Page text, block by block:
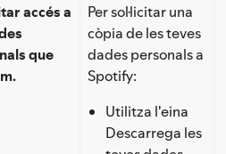
accés a
que
Per sol·licitar una
còpia de les teves
dades personals a
Spotify:
Utilitza l'eina
Descarrega les